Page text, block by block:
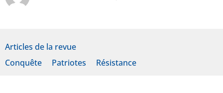
Articles de la revue
Conquête
Patriotes Résistance